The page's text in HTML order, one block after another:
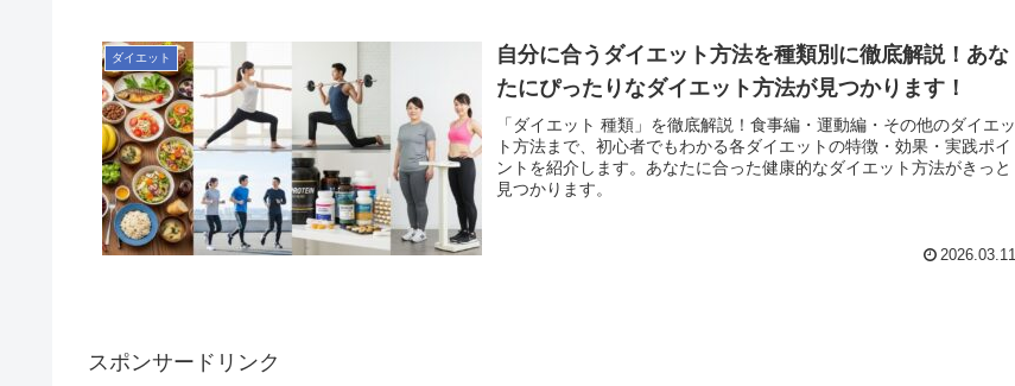
ダイエット
自分に合うダイエット方法を種類別に徹底解説！あな
たにぴったりなダイエット方法が見つかります！
「ダイエット 種類」を徹底解説！食事編・運動編・その他のダイエッ
ト方法まで、初心者でもわかる各ダイエットの特徴・効果・実践ポイ
ントを紹介します。あなたに合った健康的なダイエット方法がきっと
見つかります。
2026.03.11
スポンサードリンク